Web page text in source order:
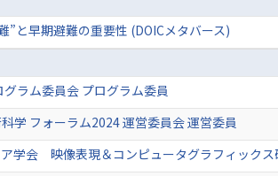
”と早期避難の重要性 (DOICメタバース)
ラム委員会 プログラム委員
学 フォーラム2024 運営委員会 運営委員
学会 映像表現＆コンピュータグラフィックス